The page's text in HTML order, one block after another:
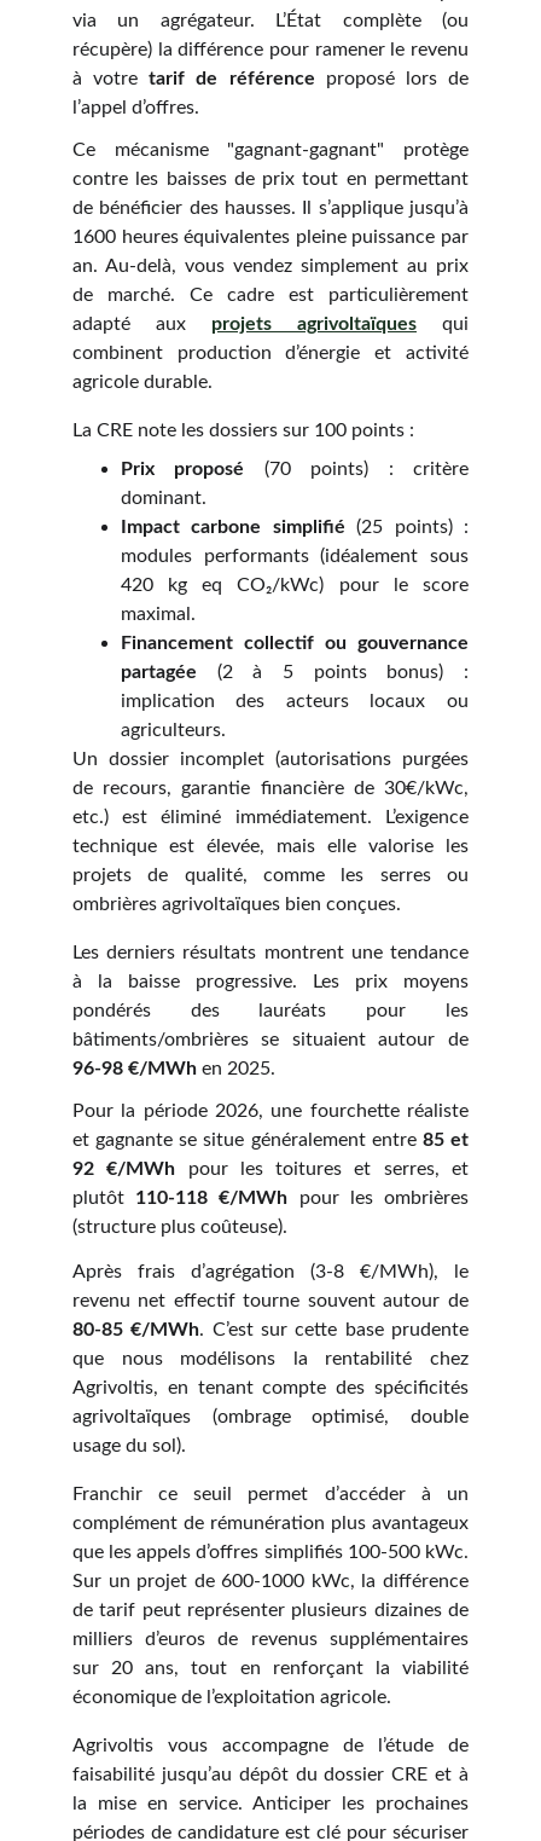
via un agrégateur. L’État complète (ou
récupère) la différence pour ramener le revenu
à votretarif de référence proposé lors de
l’appel d’offres.
Ce mécanisme "gagnant-gagnant" protège
contre les baisses de prix tout en permettant
de bénéficier des hausses. Il s’applique jusqu’à
1600 heures équivalentes pleine puissance par
an. Au-delà, vous vendez simplement au prix
de marché. Ce cadre est particulièrement
adapté aux projets agrivoltaïquesqui
combinent production d’énergie et activité
agricole durable.
La CRE note les dossiers sur 100 points :
Prix proposé (70 points) : critère
dominant.
Impact carbone simplifié (25 points) :
modules performants (idéalement sous
420 kg eq CO₂/kWc) pour le score
maximal.
Financement collectif ou gouvernance
partagée (2 à 5 points bonus) :
implication des acteurs locaux ou
agriculteurs.
Un dossier incomplet (autorisations purgées
de recours, garantie financière de 30€/kWc,
etc.) est éliminé immédiatement. L’exigence
technique est élevée, mais elle valorise les
projets de qualité, comme les serres ou
ombrières agrivoltaïques bien conçues.
Les derniers résultats montrent une tendance
à la baisse progressive. Les prix moyens
pondérés des lauréats pour les
bâtiments/ombrières se situaient autour de
96-98 €/MWh en 2025.
Pour la période 2026, une fourchette réaliste
et gagnante se situe généralement entre 85 et
92 €/MWh pour les toitures et serres, et
plutôt 110-118 €/MWh pour les ombrières
(structure plus coûteuse).
Après frais d’agrégation (3-8 €/MWh), le
revenu net effectif tourne souvent autour de
80-85 €/MWh. C’est sur cette base prudente
que nous modélisons la rentabilité chez
Agrivoltis, en tenant compte des spécificités
agrivoltaïques (ombrage optimisé, double
usage du sol).
Franchir ce seuil permet d’accéder à un
complément de rémunération plus avantageux
que les appels d’offres simplifiés 100-500 kWc.
Sur un projet de 600-1000 kWc, la différence
de tarif peut représenter plusieurs dizaines de
milliers d’euros de revenus supplémentaires
sur 20 ans, tout en renforçant la viabilité
économique de l’exploitation agricole.
Agrivoltis vous accompagne de l’étude de
faisabilité jusqu’au dépôt du dossier CRE et à
la mise en service. Anticiper les prochaines
périodes de candidature est clé pour sécuriser